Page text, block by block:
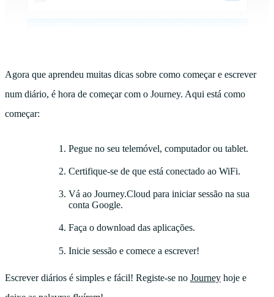
Agora que aprendeu muitas dicas sobre como começar e escrever
num diário, é hora de começar com o Journey. Aqui está como
começar:
Pegue no seu telemóvel, computador ou tablet.
Certifique-se de que está conectado ao WiFi.
Vá ao Journey.Cloud para iniciar sessão na sua
conta Google.
Faça o download das aplicações.
Inicie sessão e comece a escrever!
Escrever diários é simples e fácil! Registe-se no Journey hoje e